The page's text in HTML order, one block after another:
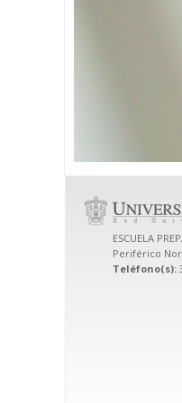
ESCUELA
Periférico
Teléfono(s):